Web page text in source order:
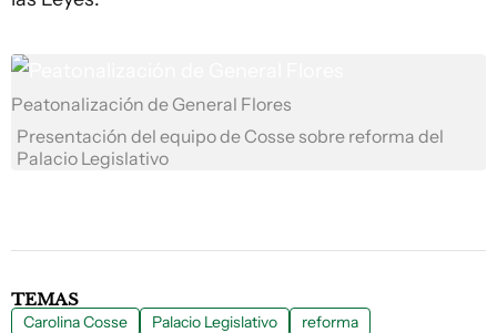
Peatonalización de General Flores
Presentación del equipo de Cosse sobre reforma del
Palacio Legislativo
TEMAS
Carolina Cosse Palacio Legislativo reforma